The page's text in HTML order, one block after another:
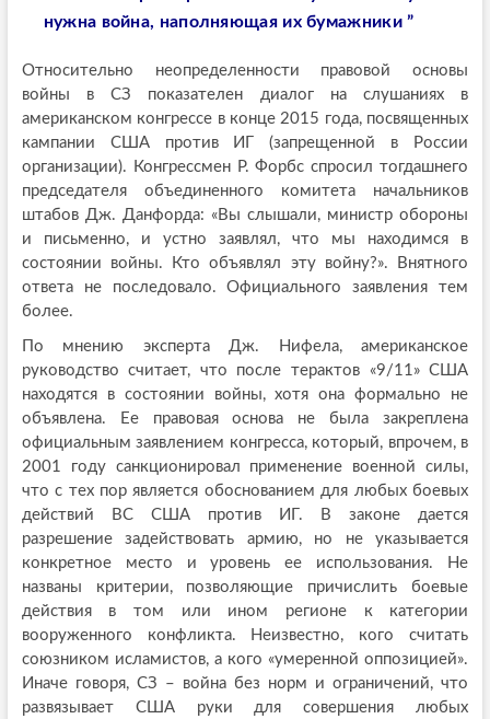
нужна война, наполняющая их бумажники”
Относительно неопределенности правовой основы
войны в СЗ показателен диалог на слушаниях в
американском конгрессе в конце 2015 года, посвященных
кампании США против ИГ (запрещенной в России
организации). Конгрессмен Р. Форбс спросил тогдашнего
председателя объединенного комитета начальников
штабов Дж. Данфорда: «Вы слышали, министр обороны
и письменно, и устно заявлял, что мы находимся в
состоянии войны. Кто объявлял эту войну?». Внятного
ответа не последовало. Официального заявления тем
более.
По мнению эксперта Дж. Нифела, американское
руководство считает, что после терактов «9/11» США
находятся в состоянии войны, хотя она формально не
объявлена. Ее правовая основа не была закреплена
официальным заявлением конгресса, который, впрочем, в
2001 году санкционировал применение военной силы,
что с тех пор является обоснованием для любых боевых
действий ВС США против ИГ. В законе дается
разрешение задействовать армию, но не указывается
конкретное место и уровень ее использования. Не
названы критерии, позволяющие причислить боевые
действия в том или ином регионе к категории
вооруженного конфликта. Неизвестно, кого считать
союзником исламистов, а кого «умеренной оппозицией».
Иначе говоря, СЗ – война без норм и ограничений, что
развязывает США руки для совершения любых